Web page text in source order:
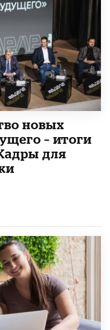
новых
– итоги
для